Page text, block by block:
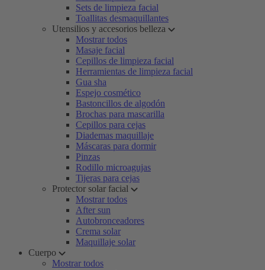
Sets de limpieza facial
Toallitas desmaquillantes
Utensilios y accesorios belleza
Mostrar todos
Masaje facial
Cepillos de limpieza facial
Herramientas de limpieza facial
Gua sha
Espejo cosmético
Bastoncillos de algodón
Brochas para mascarilla
Cepillos para cejas
Diademas maquillaje
Máscaras para dormir
Pinzas
Rodillo microagujas
Tijeras para cejas
Protector solar facial
Mostrar todos
After sun
Autobronceadores
Crema solar
Maquillaje solar
Cuerpo
Mostrar todos